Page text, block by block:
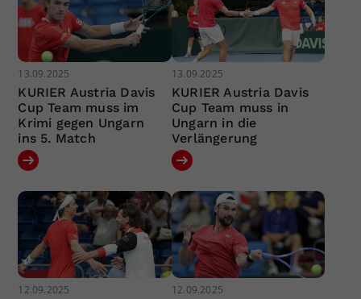
13.09.2025
KURIER Austria Davis
Cup Team muss im
Krimi gegen Ungarn
ins 5. Match
13.09.2025
KURIER Austria Davis
Cup Team muss in
Ungarn in die
Verlängerung
12.09.2025 12.09.2025